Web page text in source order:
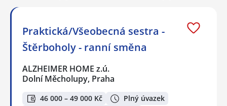
Praktická/Všeobecná sestra -
Štěrboholy - ranní směna
ALZHEIMER HOME z.ú.
Dolní Měcholupy, Praha
46 000 – 49 000 Kč
Plný úvazek